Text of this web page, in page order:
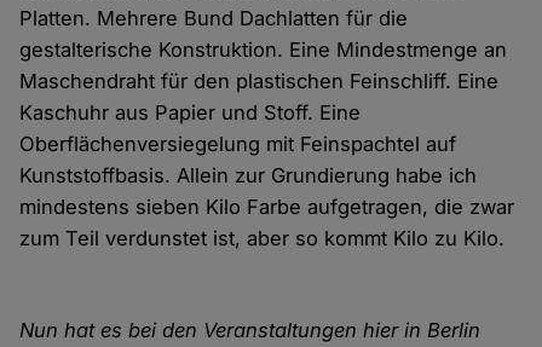
Platten. Mehrere Bund Dachlatten für die
gestalterische Konstruktion. Eine Mindestmenge an
Maschendraht für den plastischen Feinschliff. Eine
Kaschuhr aus Papier und Stoff. Eine
Oberflächenversiegelung mit Feinspachtel auf
Kunststoffbasis. Allein zur Grundierung habe ich
mindestens sieben Kilo Farbe aufgetragen, die zwar
zum Teil verdunstet ist, aber so kommt Kilo zu Kilo.
Nun hat es bei den Veranstaltungen hier in Berlin